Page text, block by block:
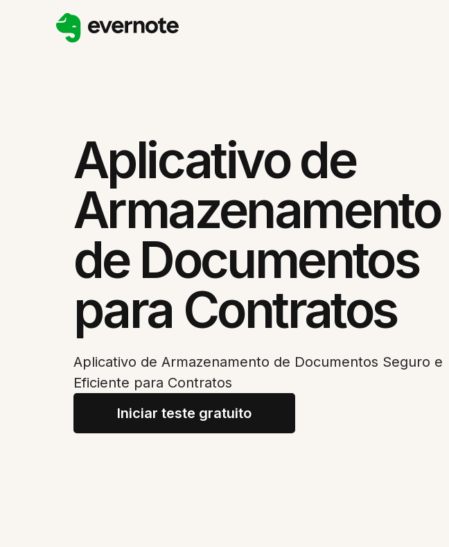
Aplicativo de
Armazenamento
de Documentos
para Contratos
Aplicativo de Armazenamento de Documentos Seguro e
Eficiente para Contratos
Iniciar teste gratuito